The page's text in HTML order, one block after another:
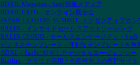
BOXIL Magazine - SaaS情報メディア
BOXIL EXPO - オンライン展示会
JAPAN LEADERS SUMMIT- エグゼクティブカン
BALES - インサイドセールスアウトソーシング
BALES CLOUD - セールスエンゲージメントSaaS
ビジネステンプレート - 便利なテンプレートを無
ADXL - SaaSに特化したデジタルエージェンシー
BizHint - クラウド活用と生産性向上の専門サイト